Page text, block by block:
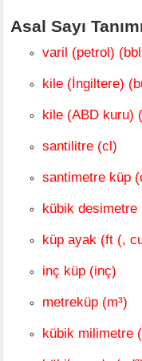
Asal Sayı
varil (petrol)
kile (İngiltere)
kile (ABD kuru)
santilitre (cl)
santimetre küp
kübik desimetre
küp ayak (ft (,
inç küp (inç)
metreküp (m³)
kübik milimetre